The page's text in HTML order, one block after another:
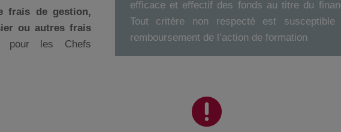
frais de gestion,
ou autres frais
pour les Chefs
efficace et effectif des fonds au titre du
Tout critère non respecté est
remboursement de l’action de formation
